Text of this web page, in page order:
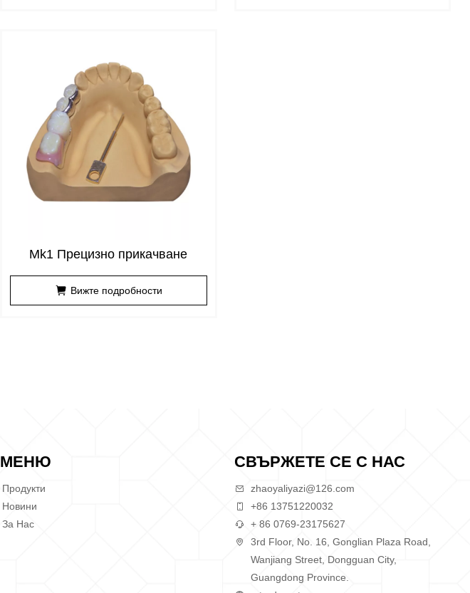
Mk1 Прецизно прикачване
Вижте подробности
МЕНЮ
Продукти
Новини
За Нас
СВЪРЖЕТЕ СЕ С НАС
zhaoyaliyazi@126.com
+86 13751220032
+ 86 0769-23175627
3rd Floor, No. 16, Gonglian Plaza Road,
Wanjiang Street, Dongguan City,
Guangdong Province.